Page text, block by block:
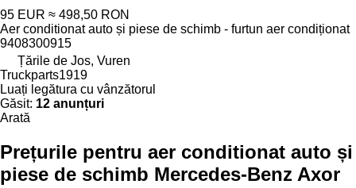
95 EUR ≈ 498,50 RON
Aer conditionat auto și piese de schimb - furtun aer condiționat
9408300915
Țările de Jos, Vuren
Truckparts1919
Luați legătura cu vânzătorul
Găsit: 12 anunțuri
Arată
Prețurile pentru aer conditionat auto și
piese de schimb Mercedes-Benz Axor